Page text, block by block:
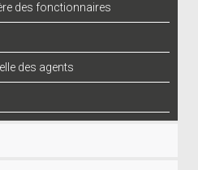
des fonctionnaires
des agents